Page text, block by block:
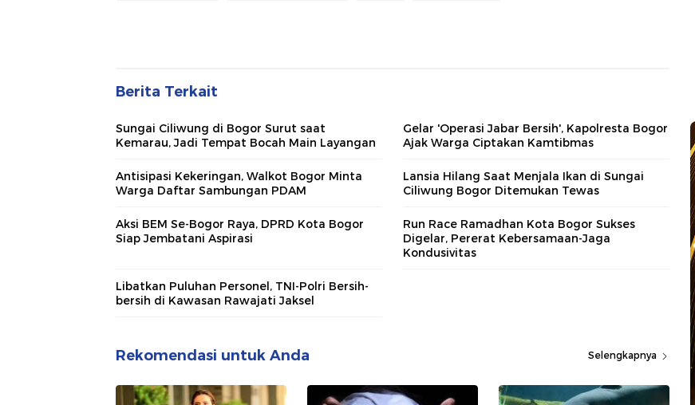
Berita Terkait
Sungai Ciliwung di Bogor Surut saat
Kemarau, Jadi Tempat Bocah Main Layangan
Gelar 'Operasi Jabar Bersih', Kapolresta Bogor
Ajak Warga Ciptakan Kamtibmas
Antisipasi Kekeringan, Walkot Bogor Minta
Warga Daftar Sambungan PDAM
Lansia Hilang Saat Menjala Ikan di Sungai
Ciliwung Bogor Ditemukan Tewas
Aksi BEM Se-Bogor Raya, DPRD Kota Bogor
Siap Jembatani Aspirasi
Run Race Ramadhan Kota Bogor Sukses
Digelar, Pererat Kebersamaan-Jaga
Kondusivitas
Libatkan Puluhan Personel, TNI-Polri Bersih-
bersih di Kawasan Rawajati Jaksel
Rekomendasi untuk Anda Selengkapnya